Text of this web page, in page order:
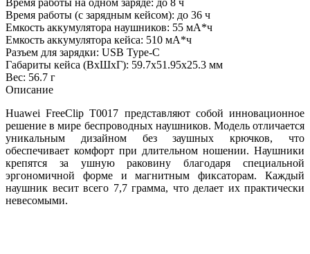
Время работы (с зарядным кейсом): до 36 ч
Емкость аккумулятора наушников: 55 мА*ч
Емкость аккумулятора кейса: 510 мА*ч
Разъем для зарядки: USB Type-C
Габариты кейса (ВxШxГ): 59.7x51.95x25.3 мм
Вес: 56.7 г
Описание
Huawei FreeClip T0017 представляют собой инновационное
решение в мире беспроводных наушников. Модель отличается
уникальным дизайном без заушных крючков, что
обеспечивает комфорт при длительном ношении. Наушники
крепятся за ушную раковину благодаря специальной
эргономичной форме и магнитным фиксаторам. Каждый
наушник весит всего 7,7 грамма, что делает их практически
невесомыми.